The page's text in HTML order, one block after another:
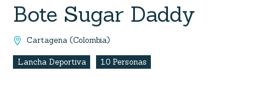
Bote Sugar Daddy
 Cartagena (Colombia)
Lancha Deportiva 10 Personas